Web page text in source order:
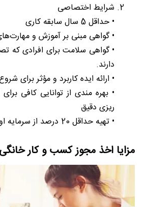
شرایط اختصاصی
• حداقل 5 سال سابقه کاری
• گواهی مبنی بر آموزش و
• گواهی سلامت برای افرادی که
دارند.
• ارائه ایده کاربرد و مؤثر برای
• بهره مندی از توانایی کافی
ریزی دقیق
• تهیه حداقل 20 درصد از سرمایه اولیه برای شروع
مزایا اخذ مجوز کسب و کار خانگی